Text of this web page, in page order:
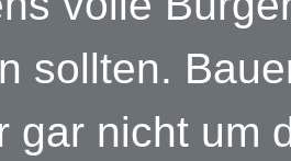
sollten.
gar nicht um